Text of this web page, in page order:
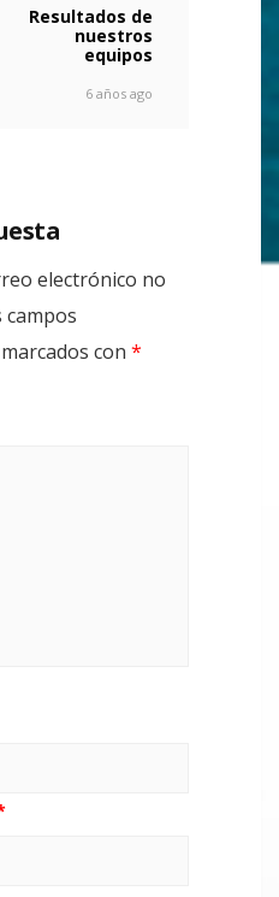
Resultados de
nuestros
equipos
6 años ago
electrónico no
campos
con *